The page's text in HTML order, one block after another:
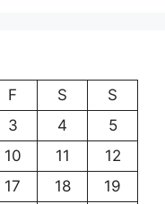
F S
S
3 4
5
10 11
12
17 18
19